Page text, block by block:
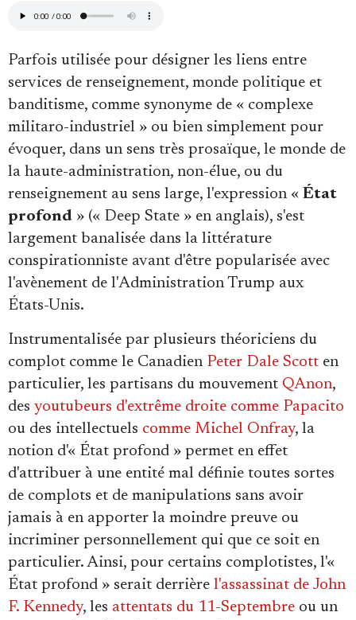
Se connecter
Parfois utilisée pour désigner les liens entre
services de renseignement, monde politique et
banditisme, comme synonyme de « complexe
militaro-industriel » ou bien simplement pour
évoquer, dans un sens très prosaïque, le monde de
la haute-administration, non-élue, ou du
renseignement au sens large, l'expression « État
profond » (« Deep State » en anglais), s'est
largement banalisée dans la littérature
conspirationniste avant d'être popularisée avec
l'avènement de l'Administration Trump aux
États-Unis.
Instrumentalisée par plusieurs théoriciens du
complot comme le Canadien Peter Dale Scott en
particulier, les partisans du mouvement QAnon,
des youtubeurs d'extrême droite comme Papacito
ou des intellectuels comme Michel Onfray, la
notion d'« État profond » permet en effet
d'attribuer à une entité mal définie toutes sortes
de complots et de manipulations sans avoir
jamais à en apporter la moindre preuve ou
incriminer personnellement qui que ce soit en
particulier. Ainsi, pour certains complotistes, l'«
État profond » serait derrière l'assassinat de John
F. Kennedy, les attentats du 11-Septembre ou un